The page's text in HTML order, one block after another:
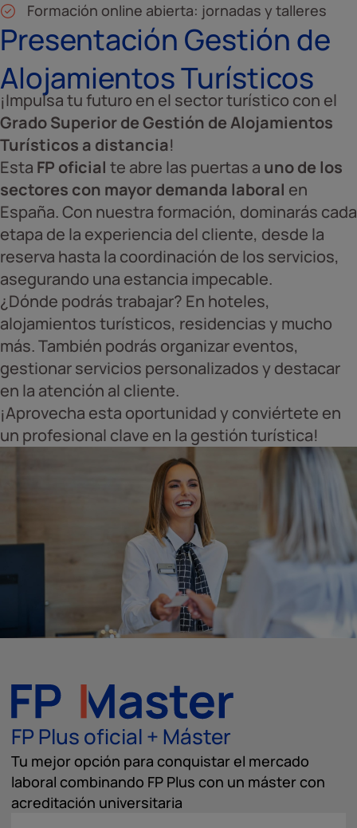
Formación online abierta: jornadas y talleres
Presentación Gestión de
Alojamientos Turísticos
¡Impulsa tu futuro en el sector turístico con el
Grado Superior de Gestión de Alojamientos
Turísticos a distancia!
Esta FP oficial te abre las puertas a uno de los
sectores con mayor demanda laboral en
España. Con nuestra formación, dominarás cada
etapa de la experiencia del cliente, desde la
reserva hasta la coordinación de los servicios,
asegurando una estancia impecable.
¿Dónde podrás trabajar? En hoteles,
alojamientos turísticos, residencias y mucho
más. También podrás organizar eventos,
gestionar servicios personalizados y destacar
en la atención al cliente.
¡Aprovecha esta oportunidad y conviértete en
un profesional clave en la gestión turística!
FP Plus oficial + Máster
Tu mejor opción para conquistar el mercado
laboral combinando FP Plus con un máster con
acreditación universitaria